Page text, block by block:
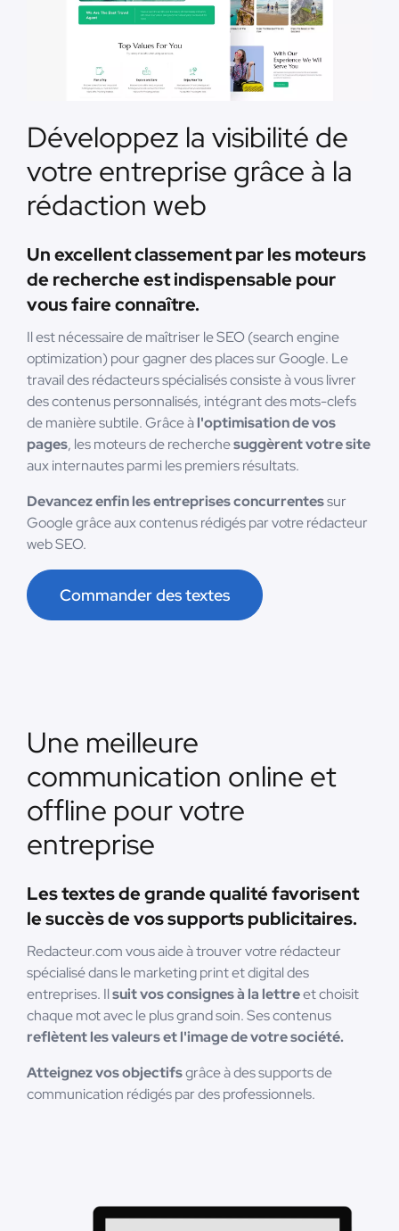
Développez la visibilité de
votre entreprise grâce à la
rédaction web
Un excellent classement par les moteurs
de recherche est indispensable pour
vous faire connaître.
Il est nécessaire de maîtriser le SEO (search engine
optimization) pour gagner des places sur Google. Le
travail des rédacteurs spécialisés consiste à vous livrer
des contenus personnalisés, intégrant des mots-clefs
de manière subtile. Grâce àl'optimisation de vos
pages, les moteurs de recherchesuggèrent votre site
aux internautes parmi les premiers résultats.
Devancez enfin les entreprises concurrentessur
Google grâce aux contenus rédigés par votre rédacteur
web SEO.
Commander des textes
Une meilleure
communication online et
offline pour votre
entreprise
Les textes de grande qualité favorisent
le succès de vos supports publicitaires.
Redacteur.com vous aide à trouver votre rédacteur
spécialisé dans le marketing print et digital des
entreprises. Ilsuit vos consignes à la lettreet choisit
chaque mot avec le plus grand soin. Ses contenus
reflètent les valeurs et l'image de votre société.
Atteignez vos objectifsgrâce à des supports de
communication rédigés par des professionnels.